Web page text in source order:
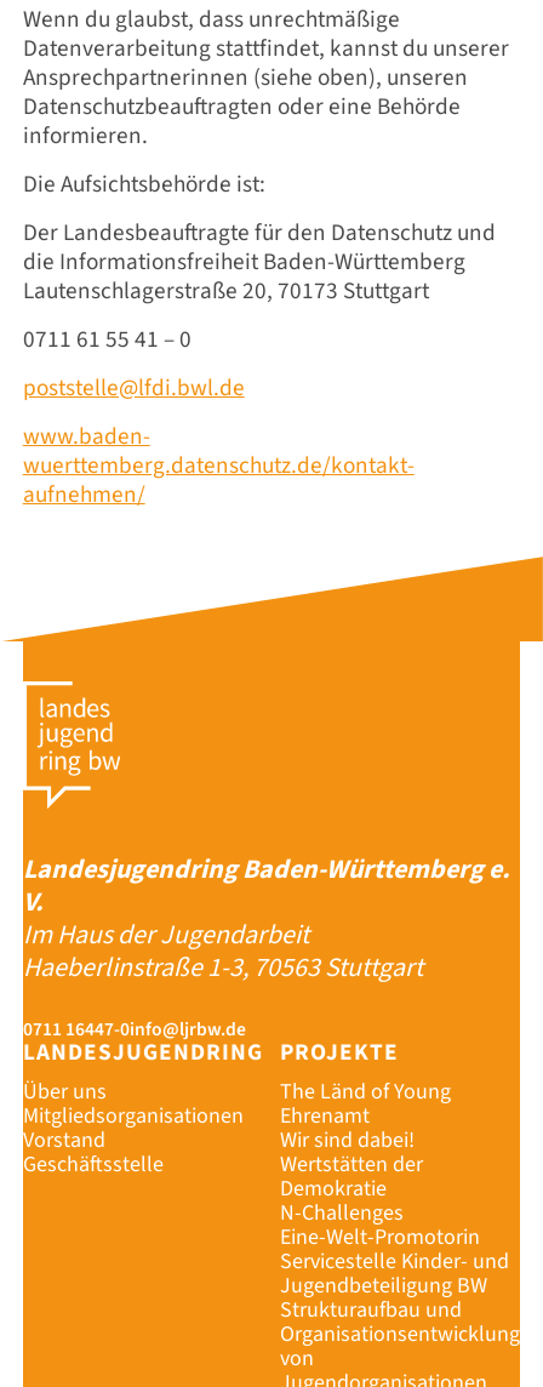
Wenn du glaubst, dass unrechtmäßige
Datenverarbeitung stattfindet, kannst du unserer
Ansprechpartnerinnen (siehe oben), unseren
Datenschutzbeauftragten oder eine Behörde
informieren.
Die Aufsichtsbehörde ist:
Der Landesbeauftragte für den Datenschutz und
die Informationsfreiheit Baden-Württemberg
Lautenschlagerstraße 20, 70173 Stuttgart
0711 61 55 41 – 0
poststelle@lfdi.bwl.de
www.baden-
wuerttemberg.datenschutz.de/kontakt-
aufnehmen/
Landesjugendring Baden-Württemberg e.
V.
Im Haus der Jugendarbeit
Haeberlinstraße 1-3, 70563 Stuttgart
0711 16447-0info@ljrbw.de
LANDESJUGENDRING
Über uns
Mitgliedsorganisationen
Vorstand
Geschäftsstelle
PROJEKTE
The Länd of Young
Ehrenamt
Wir sind dabei!
Wertstätten der
Demokratie
N-Challenges
Eine-Welt-Promotorin
Servicestelle Kinder- und
Jugendbeteiligung BW
Strukturaufbau und
Organisationsentwicklung
von